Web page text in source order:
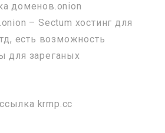
доменов.onion
– Sectum хостинг для
есть возможность
для зареганых